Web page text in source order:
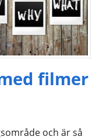
filmer
och är så